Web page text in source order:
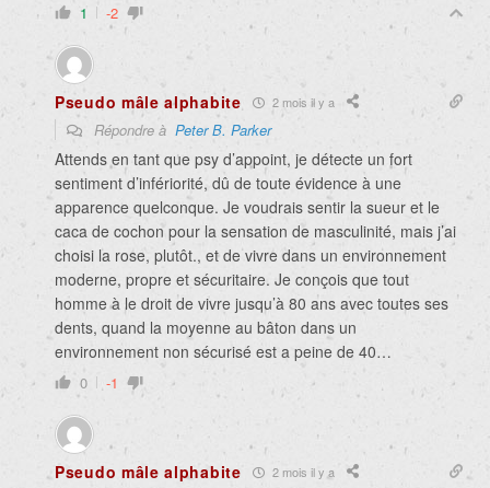
1 -2
Pseudo mâle alphabite 2 mois il y a
Répondre à Peter B. Parker
Attends en tant que psy d’appoint, je détecte un fort
sentiment d’infériorité, dû de toute évidence à une
apparence quelconque. Je voudrais sentir la sueur et le
caca de cochon pour la sensation de masculinité, mais j’ai
choisi la rose, plutôt., et de vivre dans un environnement
moderne, propre et sécuritaire. Je conçois que tout
homme à le droit de vivre jusqu’à 80 ans avec toutes ses
dents, quand la moyenne au bâton dans un
environnement non sécurisé est a peine de 40…
0 -1
Pseudo mâle alphabite 2 mois il y a